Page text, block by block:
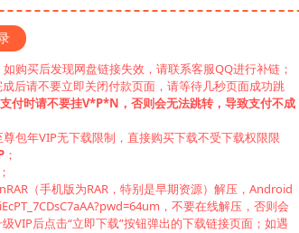
购买后发现网盘链接失效，请联系客服QQ进行补链；
后请不要立即关闭付款页面，请等待几秒页面成功跳
支付时请不要挂V*P*N，否则会无法跳转，导致支付不成
包年VIP无下载限制，直接购买下载不受下载权限限
；
（手机版为RAR，特别是早期资源）解压，Android
，不要在线解压，否则会
VIP后点击“立即下载”按钮弹出的下载链接页面；如遇